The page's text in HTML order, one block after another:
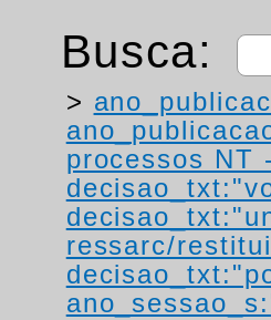
Busca:
>
processos NT
ressarc/